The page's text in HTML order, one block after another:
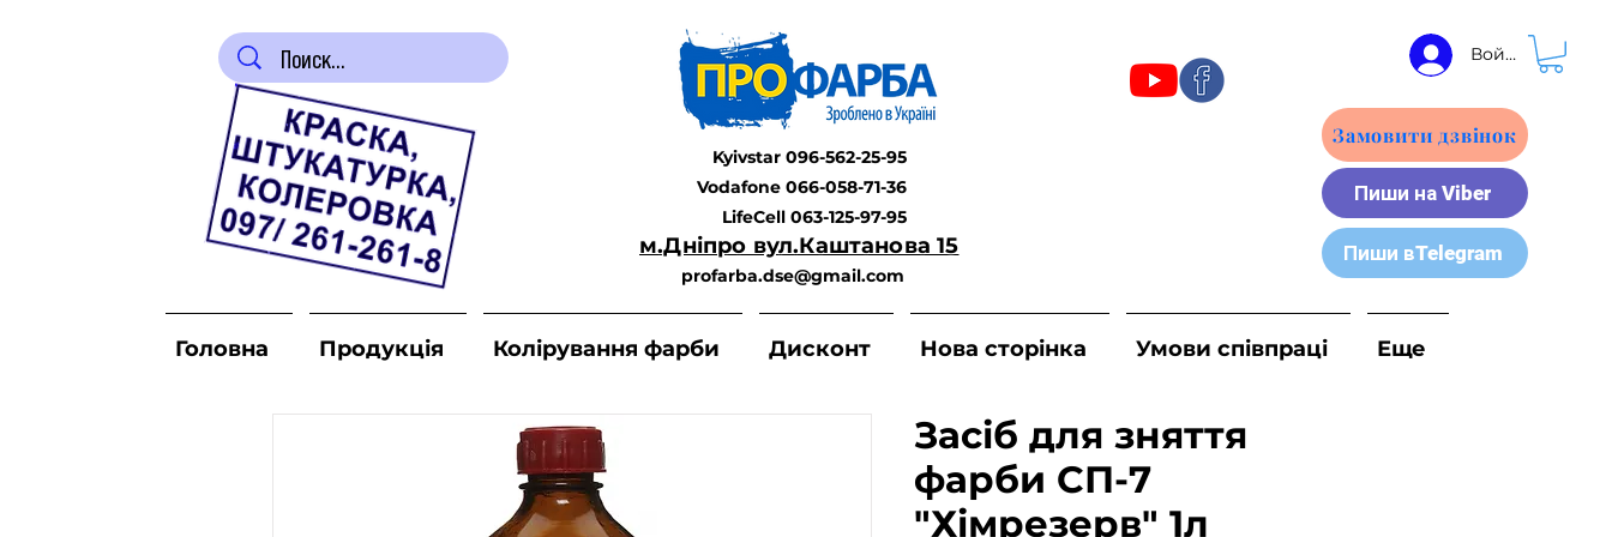
Пиши вTelegram
Пиши на Viber
Замовити дзвінок
Kyivstar 096-562-25-95
Vodafone 066-058-71-36
LifeCell 063-125-97-95
м.Дніпро вул.Каштанова 15
profarba.dse@gmail.com
Головна Продукція Колірування фарби Дисконт Нова сторінка Умови співпраці Еще
Войти
Засіб для зняття
фарби СП-7
"Хімрезерв" 1л